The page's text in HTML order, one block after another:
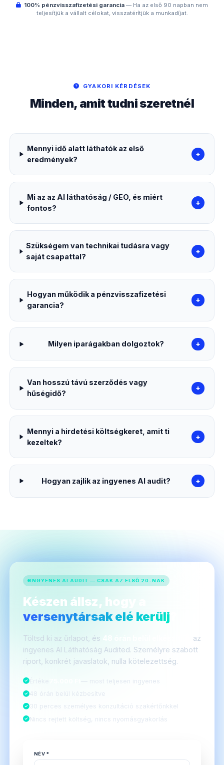
100% pénzvisszafizetési garancia — Ha az első 90 napban nem
teljesítjük a vállalt célokat, visszatérítjük a munkadíjat.
GYAKORI KÉRDÉSEK
Minden, amit tudni szeretnél
Mennyi idő alatt láthatók az első
eredmények?
+
Mi az az AI láthatóság / GEO, és miért
fontos?
+
Szükségem van technikai tudásra vagy
saját csapattal?
+
Hogyan működik a pénzvisszafizetési
garancia?
+
Milyen iparágakban dolgoztok? +
Van hosszú távú szerződés vagy
hűségidő?
+
Mennyi a hirdetési költségkeret, amit ti
kezeltek?
+
Hogyan zajlik az ingyenes AI audit? +
INGYENES AI AUDIT — CSAK AZ ELSŐ 20-NAK
Készen állsz, hogy a
versenytársak elé kerülj
Töltsd ki az űrlapot, és
az
ingyenes AI Láthatóság Audited. Személyre szabott
riport, konkrét javaslatok, nulla kötelezettség.
Értéke
— most teljesen ingyenes
48 órán belül kézbesítve
30 perces személyes konzultáció szakértőnkkel
Nincs rejtett költség, nincs nyomásgyakorlás
NÉV *